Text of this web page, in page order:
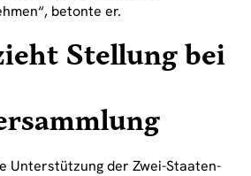
betonte er.
Stellung bei
Unterstützung der Zwei-Staaten-